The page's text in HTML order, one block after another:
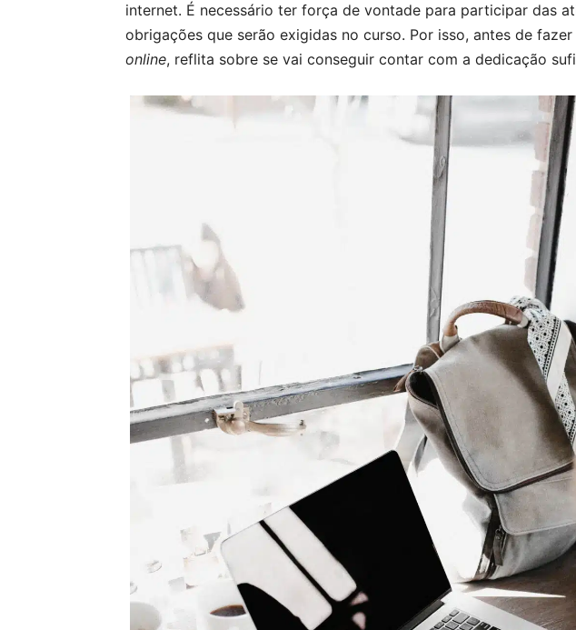
internet. É necessário ter força de vontade para participar das
obrigações que serão exigidas no curso. Por isso, antes de
online, reflita sobre se vai conseguir contar com a dedicação